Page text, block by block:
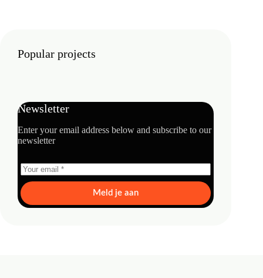
Popular projects
Newsletter
Enter your email address below and subscribe to our
newsletter
Meld je aan